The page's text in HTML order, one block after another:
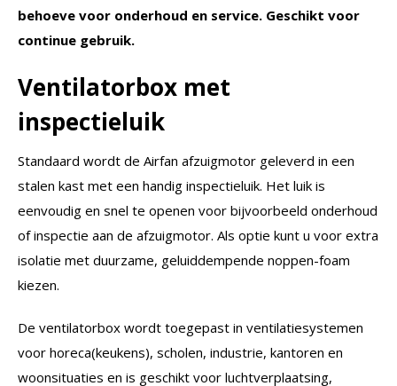
behoeve voor onderhoud en service. Geschikt voor
continue gebruik.
Ventilatorbox met
inspectieluik
Standaard wordt de Airfan afzuigmotor geleverd in een
stalen kast met een handig inspectieluik. Het luik is
eenvoudig en snel te openen voor bijvoorbeeld onderhoud
of inspectie aan de afzuigmotor. Als optie kunt u voor extra
isolatie met duurzame, geluiddempende noppen-foam
kiezen.
De ventilatorbox wordt toegepast in ventilatiesystemen
voor horeca(keukens), scholen, industrie, kantoren en
woonsituaties en is geschikt voor luchtverplaatsing,